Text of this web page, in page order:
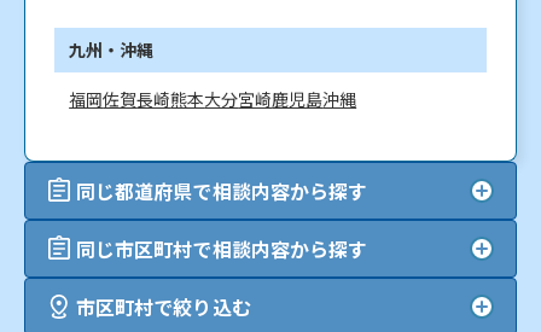
九州・沖縄
福岡佐賀長崎熊本大分宮崎鹿児島沖縄
同じ都道府県で相談内容から探す
同じ市区町村で相談内容から探す
市区町村で絞り込む